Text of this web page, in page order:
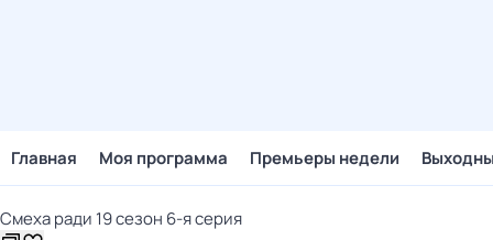
Главная Моя программа Премьеры недели
Смеха ради 19 сезон 6-я серия